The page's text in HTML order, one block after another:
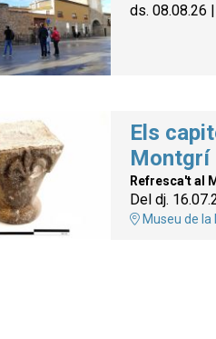
ds. 08.08.26 |
Els
Montgrí
Refresca't al
Del dj.
Museu de la